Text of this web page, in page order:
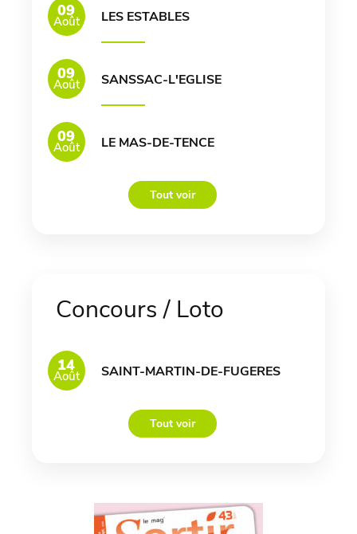
09
Août LES ESTABLES
09
Août SANSSAC-L'EGLISE
09
Août LE MAS-DE-TENCE
Tout voir
Concours / Loto
14
Août SAINT-MARTIN-DE-FUGERES
Tout voir